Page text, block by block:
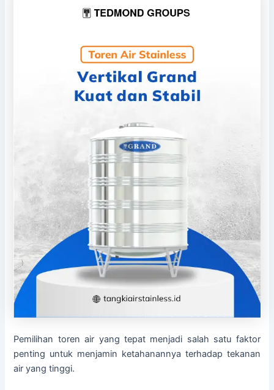
Pemilihan toren air yang tepat menjadi salah satu faktor
penting untuk menjamin ketahanannya terhadap tekanan
air yang tinggi.